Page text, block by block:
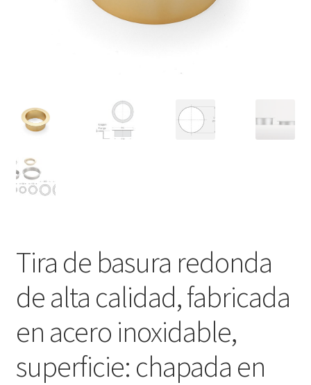
Tira de basura redonda
de alta calidad, fabricada
en acero inoxidable,
superficie: chapada en